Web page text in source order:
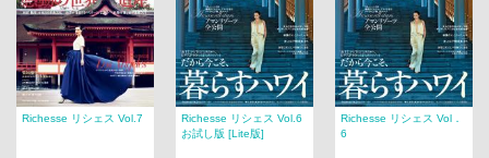
Richesse リシェス Vol.7
Richesse リシェス Vol.6
お試し版 [Lite版]
Richesse リシェス Vol．
6